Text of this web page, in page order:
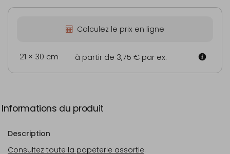
Calculez le prix en ligne
21 × 30 cm à partir de 3,75 € par ex.
Informations du produit
Description
Consultez toute la papeterie assortie.